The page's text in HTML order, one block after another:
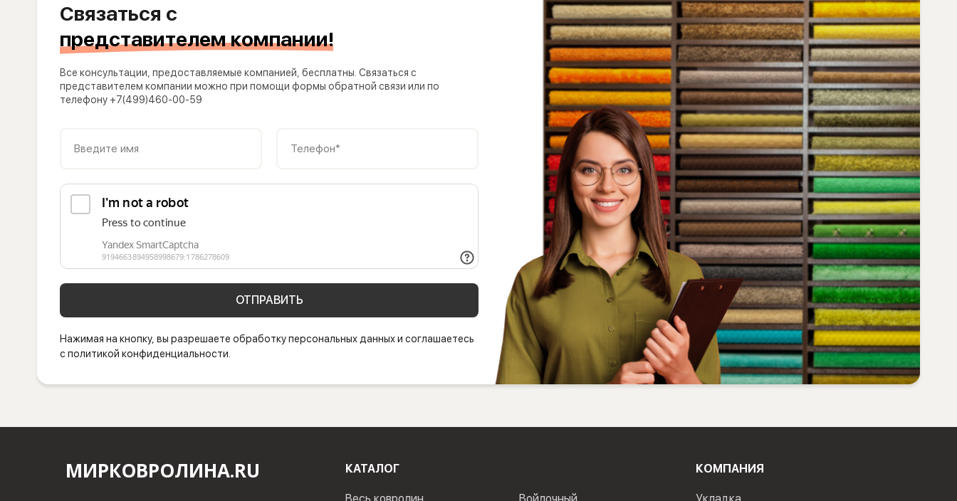
Связаться с
представителем компании!
Все консультации, предоставляемые компанией, бесплатны. Связаться с
представителем компании можно при помощи формы обратной связи или по
телефону +7(499)460-00-59
Введите имя Телефон*
ОТПРАВИТЬ
Нажимая на кнопку, вы разрешаете обработку персональных данных и соглашаетесь
с политикой конфиденциальности.
МИРКОВРОЛИНА.RU КАТАЛОГ КОМПАНИЯ